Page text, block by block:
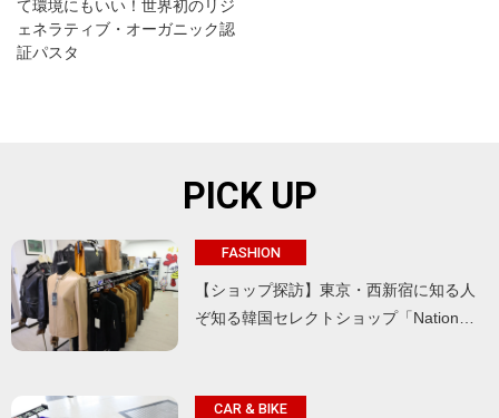
て環境にもいい！世界初のリジ
ェネラティブ・オーガニック認
証パスタ
PICK UP
FASHION
【ショップ探訪】東京・西新宿に知る人
ぞ知る韓国セレクトショップ「Nation…
CAR & BIKE